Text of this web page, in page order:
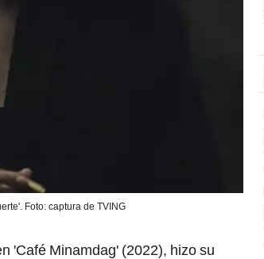
Foto: captura de TVING
'Café Minamdag' (2022), hizo su